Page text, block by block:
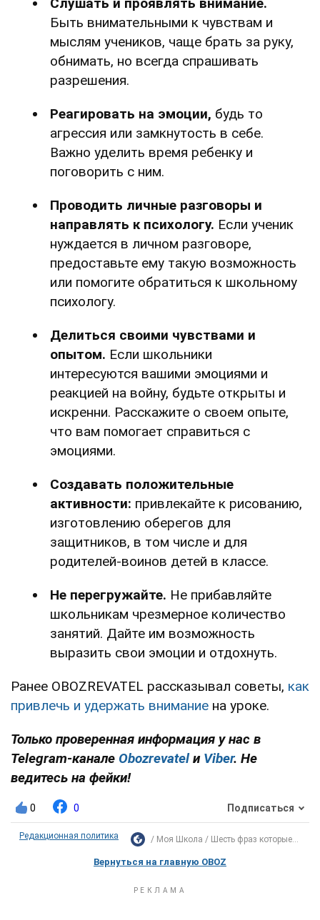
Быть внимательными к чувствам и
мыслям учеников, чаще брать за руку,
обнимать, но всегда спрашивать
разрешения.
Реагировать на эмоции, будь то
агрессия или замкнутость в себе.
Важно уделить время ребенку и
поговорить с ним.
Проводить личные разговоры и
направлять к психологу. Если ученик
нуждается в личном разговоре,
предоставьте ему такую возможность
или помогите обратиться к школьному
психологу.
Делиться своими чувствами и
опытом. Если школьники
интересуются вашими эмоциями и
реакцией на войну, будьте открыты и
искренни. Расскажите о своем опыте,
что вам помогает справиться с
эмоциями.
Создавать положительные
активности: привлекайте к рисованию,
изготовлению оберегов для
защитников, в том числе и для
родителей-воинов детей в классе.
Не перегружайте. Не прибавляйте
школьникам чрезмерное количество
занятий. Дайте им возможность
выразить свои эмоции и отдохнуть.
Ранее OBOZREVATEL рассказывал советы, как
привлечь и удержать внимание на уроке.
Только проверенная информация у нас в
Telegram-канале Obozrevatel и Viber. Не
ведитесь на фейки!
0 0 Подписаться
Редакционная политика Моя Школа Шесть фраз которые...
Вернуться на главную OBOZ